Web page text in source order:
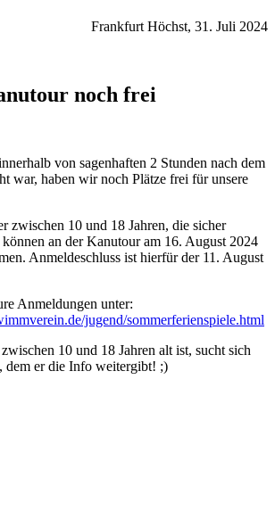
Frankfurt Höchst, 31. Juli 2024
noch frei
von sagenhaften 2 Stunden nach dem
war, haben wir noch Plätze frei für unsere
zwischen 10 und 18 Jahren, die sicher
an der Kanutour am 16. August 2024
Anmeldeschluss ist hierfür der 11. August
Anmeldungen unter:
jugend/sommerferienspiele.html
10 und 18 Jahren alt ist, sucht sich
dem er die Info weitergibt! ;)